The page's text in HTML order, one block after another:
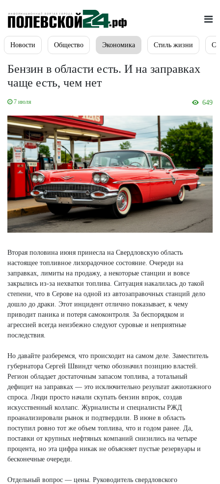
Новости Общество Экономика Стиль жизни
Бензин в области есть. И на заправках
чаще есть, чем нет
7 июля 649
Вторая половина июня принесла на Свердловскую область
настоящее топливное лихорадочное состояние. Очереди на
заправках, лимиты на продажу, а некоторые станции и вовсе
закрылись из-за нехватки топлива. Ситуация накалилась до такой
степени, что в Серове на одной из автозаправочных станций дело
дошло до драки. Этот инцидент отлично показывает, к чему
приводит паника и потеря самоконтроля. За беспорядком и
агрессией всегда неизбежно следуют суровые и неприятные
последствия.
Но давайте разберемся, что происходит на самом деле. Заместитель
губернатора Сергей Швиндт четко обозначил позицию властей.
Регион обладает достаточным запасом топлива, а тотальный
дефицит на заправках — это исключительно результат ажиотажного
спроса. Люди просто начали скупать бензин впрок, создав
искусственный коллапс. Журналисты и специалисты РЖД
проанализировали рынок и подтвердили. В июне в область
поступил ровно тот же объем топлива, что и годом ранее. Да,
поставки от крупных нефтяных компаний снизились на четыре
процента, но эта цифра никак не объясняет пустые резервуары и
бесконечные очереди.
Отдельный вопрос — цены. Руководитель свердловского